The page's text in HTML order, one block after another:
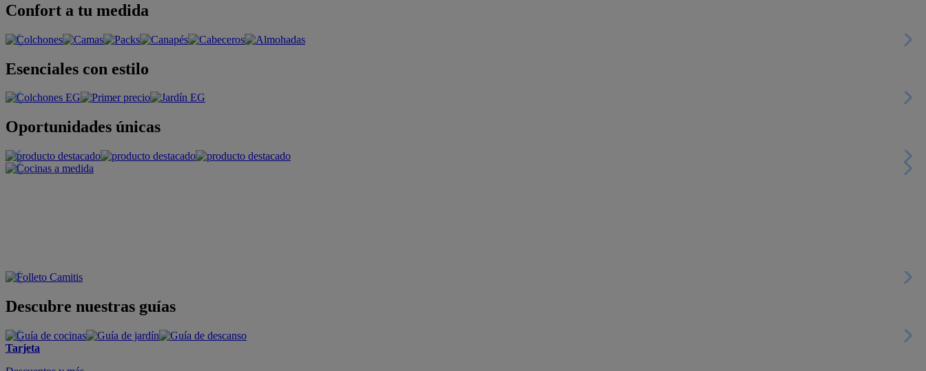
Confort a tu medida
Esenciales con estilo
Oportunidades únicas
Descubre nuestras guías
Tarjeta